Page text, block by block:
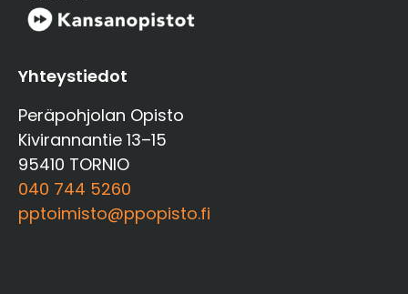
Yhteystiedot
Peräpohjolan Opisto
Kivirannantie 13–15
95410 TORNIO
040 744 5260
pptoimisto@ppopisto.fi